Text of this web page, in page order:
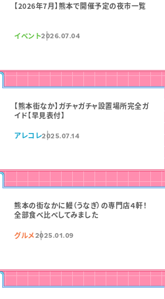
【2026年7月】熊本で開催予定の夜市一覧
イベント2026.07.04
【熊本街なか】ガチャガチャ設置場所完全ガ
イド【早見表付】
アレコレ2025.07.14
熊本の街なかに鰻（うなぎ）の専門店４軒！
全部食べ比べしてみました
グルメ2025.01.09